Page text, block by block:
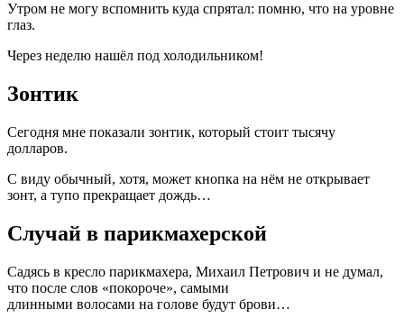
Утром не могу вспомнить куда спрятал: помню, что на уровне
глаз.
Через неделю нашёл под холодильником!
Зонтик
Сегодня мне показали зонтик, который стоит тысячу
долларов.
С виду обычный, хотя, может кнопка на нём не открывает
зонт, а тупо прекращает дождь…
Случай в парикмахерской
Садясь в кресло парикмахера, Михаил Петрович и не думал,
что после слов «покороче», самыми
длинными волосами на голове будут брови…